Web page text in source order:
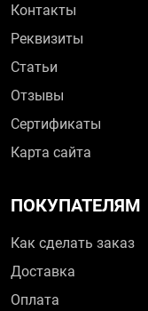
Контакты
Реквизиты
Статьи
Отзывы
Сертификаты
Карта сайта
ПОКУПАТЕЛЯМ
Как сделать заказ
Доставка
Оплата